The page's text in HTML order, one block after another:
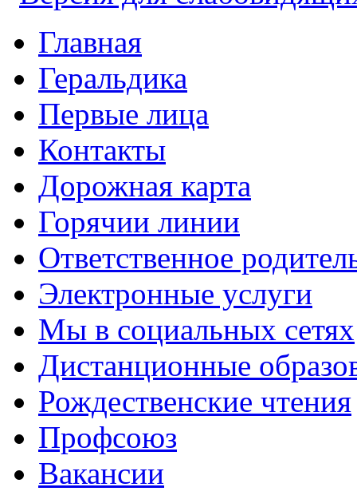
Главная
Геральдика
Первые лица
Контакты
Дорожная карта
Горячии линии
Ответственное
Электронные услуги
Мы в социальных сетях
Дистанционные
Рождественские чтения
Профсоюз
Вакансии